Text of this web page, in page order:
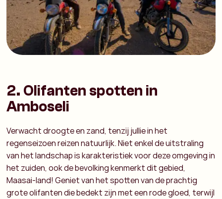
2. Olifanten spotten in
Amboseli
Verwacht droogte en zand, tenzij jullie in het
regenseizoen reizen natuurlijk. Niet enkel de uitstraling
van het landschap is karakteristiek voor deze omgeving in
het zuiden, ook de bevolking kenmerkt dit gebied,
Maasai-land! Geniet van het spotten van de prachtig
grote olifanten die bedekt zijn met een rode gloed, terwijl